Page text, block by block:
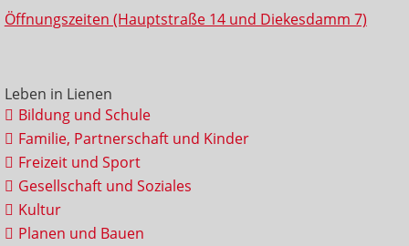
Öffnungszeiten (Hauptstraße 14 und Diekesdamm 7)
Leben in Lienen
Bildung und Schule
Familie, Partnerschaft und Kinder
Freizeit und Sport
Gesellschaft und Soziales
Kultur
Planen und Bauen